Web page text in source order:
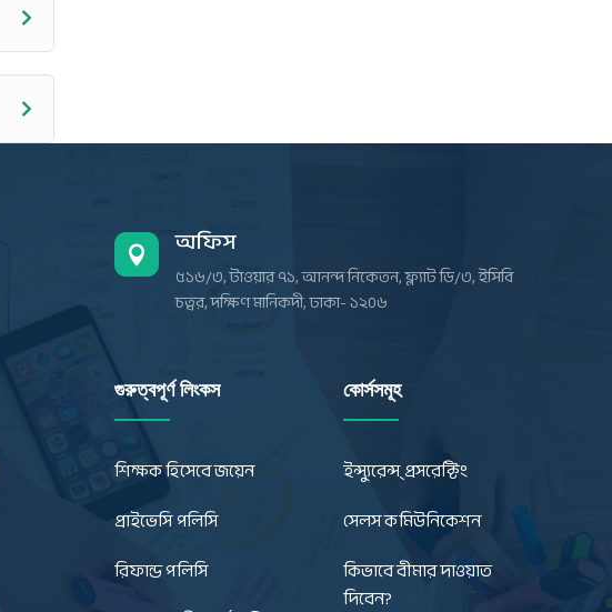
 অফিস
৫১৬/৩, টাওয়ার ৭১, আনন্দ নিকেতন, ফ্ল্যাট ডি/৩, ইসিবি
চত্বর, দক্ষিণ মানিকদী, ঢাকা- ১২০৬
গুরুত্বপূর্ণ লিংকস
শিক্ষক হিসেবে জয়েন
প্রাইভেসি পলিসি
রিফান্ড পলিসি
কোর্সসমূহ
ইন্স্যুরেন্স্ প্রসরেক্টিং
সেলস কমিউনিকেশন
কিভাবে বীমার দাওয়াত
দিবেন?